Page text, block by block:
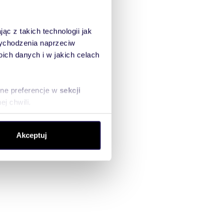
z takich technologii jak
naprzeciw
danych i w jakich celach
preferencje w sekcji
chwili.
społecznościowym,
od Ciebie lub
Akceptuj